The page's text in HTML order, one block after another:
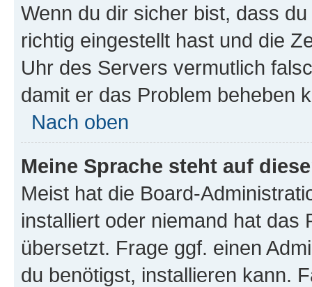
Wenn du dir sicher bist, dass
richtig eingestellt hast und die
Uhr des Servers vermutlich
damit er das Problem beheben
Nach oben
Meine Sprache steht auf
Meist hat die Board-
installiert oder niemand hat das
übersetzt. Frage ggf. einen
du benötigst, installieren kann.